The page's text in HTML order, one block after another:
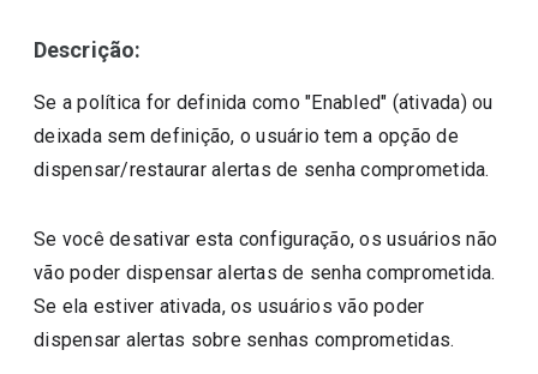
Descrição:
Se a política for definida como "Enabled" (ativada) ou
deixada sem definição, o usuário tem a opção de
dispensar/restaurar alertas de senha comprometida.
Se você desativar esta configuração, os usuários não
vão poder dispensar alertas de senha comprometida.
Se ela estiver ativada, os usuários vão poder
dispensar alertas sobre senhas comprometidas.